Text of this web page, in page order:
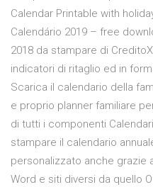
Calendar Printable with
Calendário 2019 – free
2018 da stampare di
indicatori di ritaglio ed in
Scarica il calendario della
e proprio planner familiare
di tutti i componenti
stampare il calendario
personalizzato anche grazie
Word e siti diversi da quello